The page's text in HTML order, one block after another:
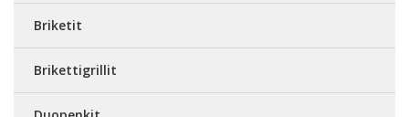
Briketit
Brikettigrillit